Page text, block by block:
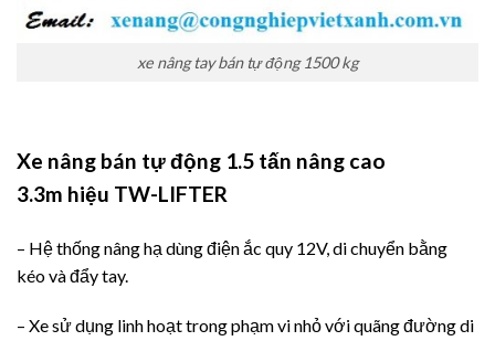
xe nâng tay bán tự động 1500 kg
Xe nâng bán tự động 1.5 tấn nâng cao
3.3m hiệu TW-LIFTER
– Hệ thống nâng hạ dùng điện ắc quy 12V, di chuyển bằng
kéo và đẩy tay.
– Xe sử dụng linh hoạt trong phạm vi nhỏ với quãng đường di